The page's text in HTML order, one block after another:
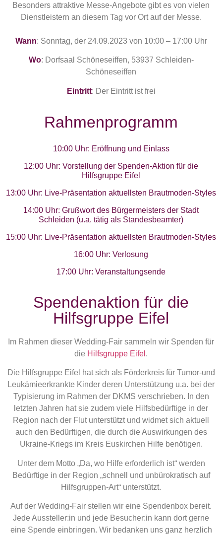
Besonders attraktive Messe-Angebote gibt es von vielen
Dienstleistern an diesem Tag vor Ort auf der Messe.
Wann: Sonntag, der 24.09.2023 von 10:00 – 17:00 Uhr
Wo: Dorfsaal Schöneseiffen, 53937 Schleiden-
Schöneseiffen
Eintritt: Der Eintritt ist frei
Rahmenprogramm
10:00 Uhr: Eröffnung und Einlass
12:00 Uhr: Vorstellung der Spenden-Aktion für die
Hilfsgruppe Eifel
13:00 Uhr: Live-Präsentation aktuellsten Brautmoden-Styles
14:00 Uhr: Grußwort des Bürgermeisters der Stadt
Schleiden (u.a. tätig als Standesbeamter)
15:00 Uhr: Live-Präsentation aktuellsten Brautmoden-Styles
16:00 Uhr: Verlosung
17:00 Uhr: Veranstaltungsende
Spendenaktion für die
Hilfsgruppe Eifel
Im Rahmen dieser Wedding-Fair sammeln wir Spenden für
die Hilfsgruppe Eifel .
Die Hilfsgruppe Eifel hat sich als Förderkreis für Tumor-und
Leukämieerkrankte Kinder deren Unterstützung u.a. bei der
Typisierung im Rahmen der DKMS verschrieben. In den
letzten Jahren hat sie zudem viele Hilfsbedürftige in der
Region nach der Flut unterstützt und widmet sich aktuell
auch den Bedürftigen, die durch die Auswirkungen des
Ukraine-Kriegs im Kreis Euskirchen Hilfe benötigen.
Unter dem Motto „Da, wo Hilfe erforderlich ist“ werden
Bedürftige in der Region „schnell und unbürokratisch auf
Hilfsgruppen-Art“ unterstützt.
Auf der Wedding-Fair stellen wir eine Spendenbox bereit.
Jede Aussteller:in und jede Besucher:in kann dort gerne
eine Spende einbringen. Wir bedanken uns ganz herzlich